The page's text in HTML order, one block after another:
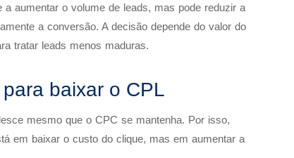
aumentar o volume de leads, mas pode reduzir a
a conversão. A decisão depende do valor do
tratar leads menos maduras.
baixar o CPL
mesmo que o CPC se mantenha. Por isso,
em baixar o custo do clique, mas em aumentar a